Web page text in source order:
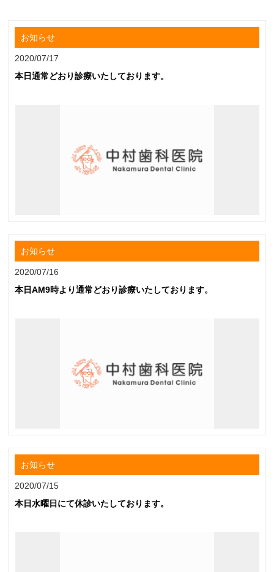
お知らせ
2020/07/17
本日通常どおり診療いたしております。
お知らせ
2020/07/16
本日AM9時より通常どおり診療いたしております。
お知らせ
2020/07/15
本日水曜日にて休診いたしております。